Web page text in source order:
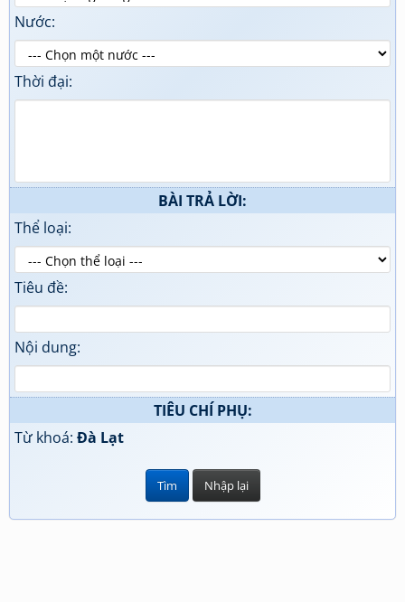
Nước:
Thời đại:
BÀI TRẢ LỜI:
Thể loại:
Tiêu đề:
Nội dung:
TIÊU CHÍ PHỤ:
Từ khoá: Đà Lạt